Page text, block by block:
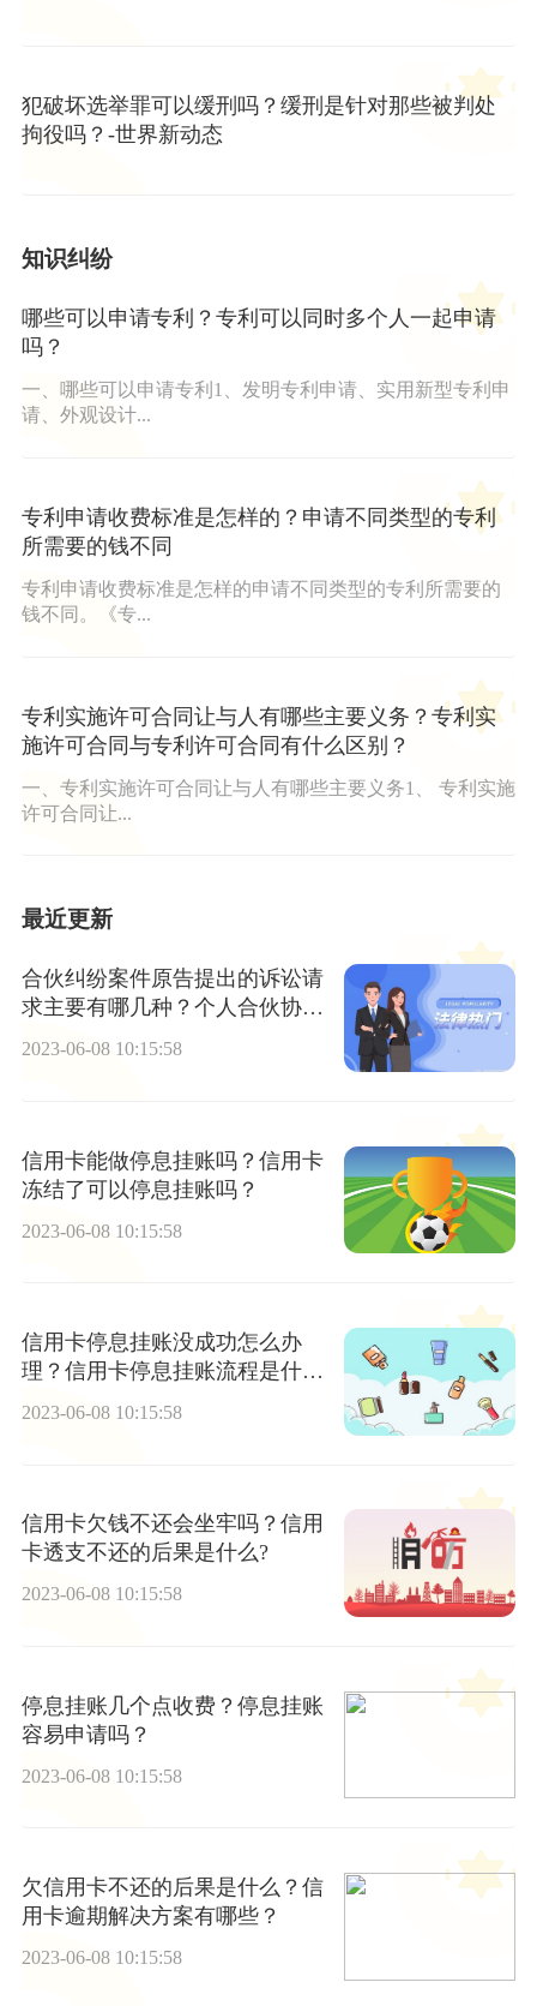
犯破坏选举罪可以缓刑吗？缓刑是针对那些被判处
拘役吗？-世界新动态
知识纠纷
哪些可以申请专利？专利可以同时多个人一起申请
吗？
一、哪些可以申请专利1、发明专利申请、实用新型专利申
请、外观设计...
专利申请收费标准是怎样的？申请不同类型的专利
所需要的钱不同
专利申请收费标准是怎样的申请不同类型的专利所需要的
钱不同。《专...
专利实施许可合同让与人有哪些主要义务？专利实
施许可合同与专利许可合同有什么区别？
一、专利实施许可合同让与人有哪些主要义务1、 专利实施
许可合同让...
最近更新
合伙纠纷案件原告提出的诉讼请
求主要有哪几种？个人合伙协议
纠纷起诉期限是多久？
2023-06-08 10:15:58
信用卡能做停息挂账吗？信用卡
冻结了可以停息挂账吗？
2023-06-08 10:15:58
信用卡停息挂账没成功怎么办
理？信用卡停息挂账流程是什
么？ 世界快播
2023-06-08 10:15:58
信用卡欠钱不还会坐牢吗？信用
卡透支不还的后果是什么?
2023-06-08 10:15:58
停息挂账几个点收费？停息挂账
容易申请吗？
2023-06-08 10:15:58
欠信用卡不还的后果是什么？信
用卡逾期解决方案有哪些？
2023-06-08 10:15:58